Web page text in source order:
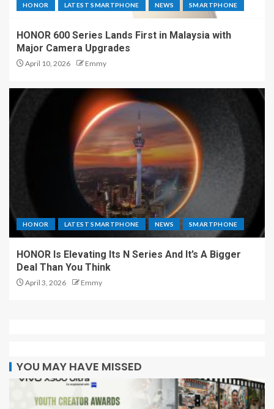
HONOR LATEST SMARTPHONE NEWS SMARTPHONE
HONOR 600 Series Lands First in Malaysia with
Major Camera Upgrades
April 10, 2026 Emmy
HONOR LATEST SMARTPHONE NEWS SMARTPHONE
HONOR Is Elevating Its N Series And It’s A Bigger
Deal Than You Think
April 3, 2026 Emmy
YOU MAY HAVE MISSED